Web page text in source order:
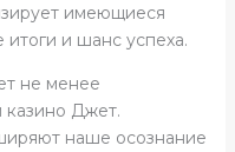
имеющиеся
и шанс успеха.
не менее
казино Джет.
наше осознание